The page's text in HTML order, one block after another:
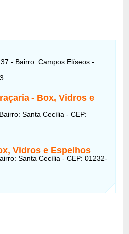
- Bairro: Campos Elíseos -
- Box, Vidros e
Santa Cecília - CEP:
Vidros e Espelhos
Santa Cecília - CEP: 01232-